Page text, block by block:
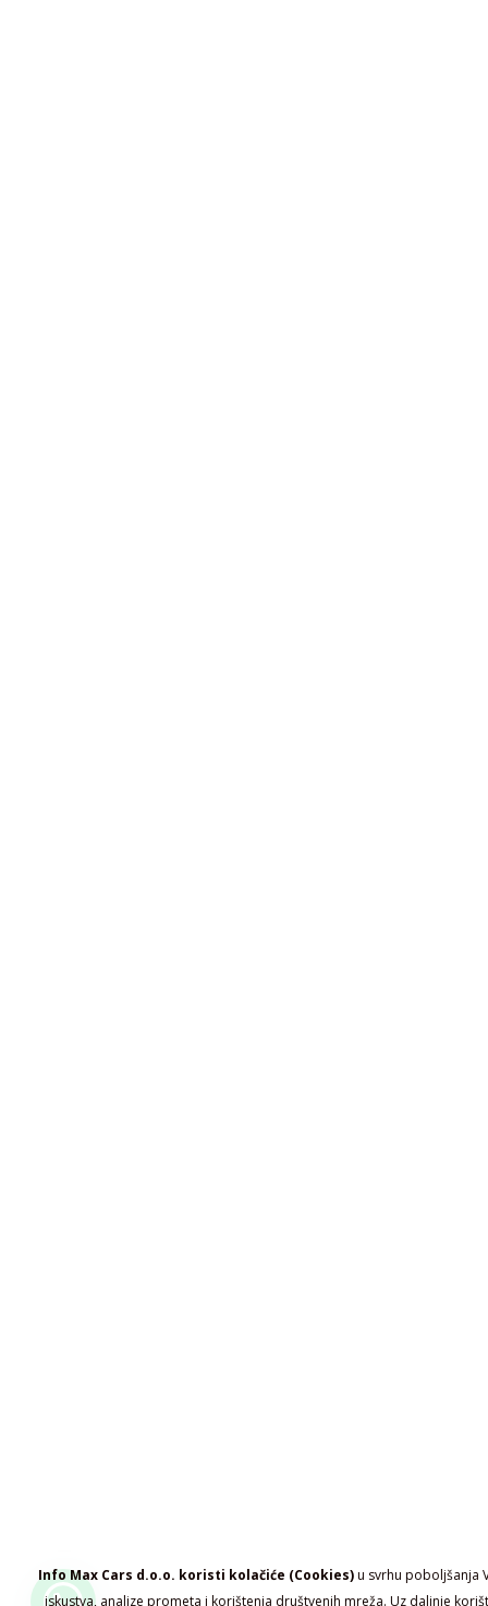
Info Max Cars d.o.o. koristi kolačiće (Cookies)u svrhu poboljšanja
iskustva, analize prometa i korištenja društvenih mreža. Uz daljnje